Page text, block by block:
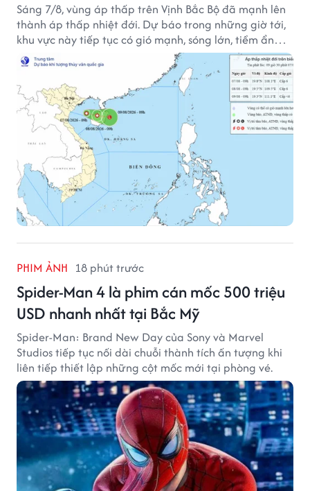
Sáng 7/8, vùng áp thấp trên Vịnh Bắc Bộ đã mạnh lên
thành áp thấp nhiệt đới. Dự báo trong những giờ tới,
khu vực này tiếp tục có gió mạnh, sóng lớn, tiềm ẩn
nhiều nguy cơ đối với hoạt động của tàu thuyền trên
biển.
PHIM ẢNH 18 phút trước
Spider-Man 4 là phim cán mốc 500 triệu
USD nhanh nhất tại Bắc Mỹ
Spider-Man: Brand New Day của Sony và Marvel
Studios tiếp tục nối dài chuỗi thành tích ấn tượng khi
liên tiếp thiết lập những cột mốc mới tại phòng vé.